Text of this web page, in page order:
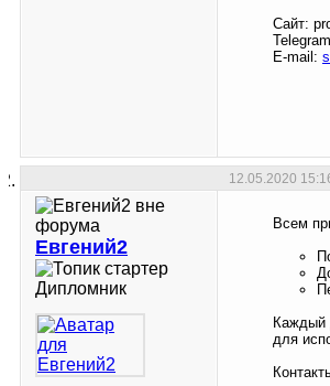
Сайт:
E-mail:
12.05.2020
Евгений2
Дипломник
Всем
Каждый
для